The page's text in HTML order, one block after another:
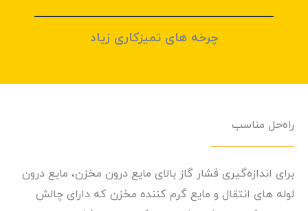
چرخه های تمیزکاری زیاد
راه‌حل مناسب
برای اندازه‌گیری فشار گاز بالای مایع درون مخزن، مایع درون
لوله های انتقال و مایع گرم کننده مخزن که دارای چالش